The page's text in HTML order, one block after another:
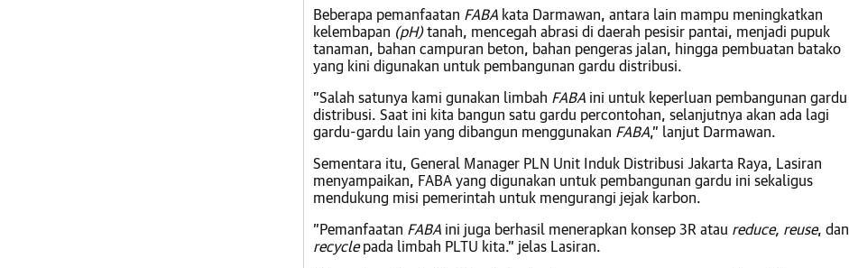
Beberapa pemanfaatan FABA kata Darmawan, antara lain mampu meningkatkan
kelembapan (pH)tanah, mencegah abrasi di daerah pesisir pantai, menjadi pupuk
tanaman, bahan campuran beton, bahan pengeras jalan, hingga pembuatan batako
yang kini digunakan untuk pembangunan gardu distribusi.
”Salah satunya kami gunakan limbah FABA ini untuk keperluan pembangunan gardu
distribusi. Saat ini kita bangun satu gardu percontohan, selanjutnya akan ada lagi
gardu-gardu lain yang dibangun menggunakan FABA,” lanjut Darmawan.
Sementara itu, General Manager PLN Unit Induk Distribusi Jakarta Raya, Lasiran
menyampaikan, FABA yang digunakan untuk pembangunan gardu ini sekaligus
mendukung misi pemerintah untuk mengurangi jejak karbon.
”Pemanfaatan FABA ini juga berhasil menerapkan konsep 3R atau reduce, reuse, dan
recyclepada limbah PLTU kita.” jelas Lasiran.